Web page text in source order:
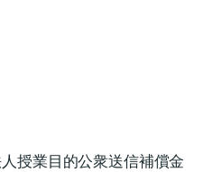
授業目的公衆送信補償金